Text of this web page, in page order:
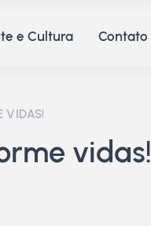
e Cultura Contato
VIDAS!
vidas!